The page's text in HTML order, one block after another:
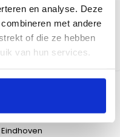
en analyse. Deze
met andere
of die ze hebben
van hun services.
product. Vraag naar jouw
korting!
Eindhoven